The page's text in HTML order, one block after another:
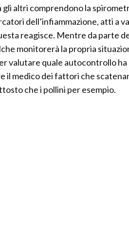
altri comprendono la
dell’infiammazione, atti a
reagisce. Mentre da parte
monitorerà la propria
valutare quale autocontrollo
il medico dei fattori che
che i pollini per esempio.